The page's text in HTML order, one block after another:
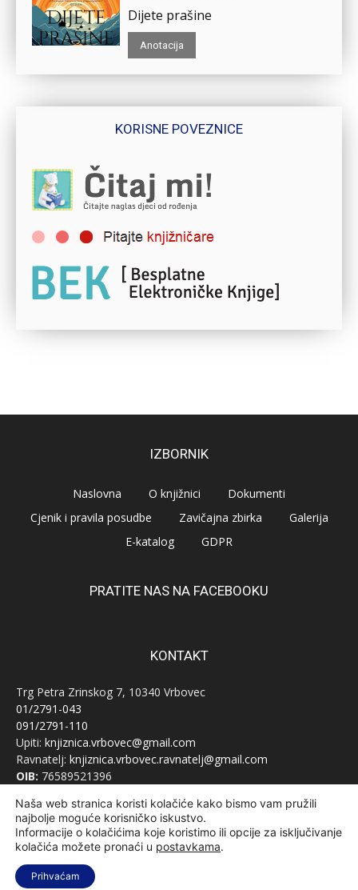
Dijete prašine
Anotacija
KORISNE POVEZNICE
IZBORNIK
Naslovna O knjižnici
Dokumenti
Cjenik i pravila posudbe
Zavičajna zbirka
Galerija
E-katalog
GDPR
PRATITE NAS NA FACEBOOKU
KONTAKT
Trg Petra Zrinskog 7, 10340 Vrbovec
01/2791-043
091/2791-110
Upiti: knjiznica.vrbovec@gmail.com
Ravnatelj: knjiznica.vrbovec.ravnatelj@gmail.com
OIB: 76589521396
© Narodna knjižnica Vrbovec 2020 | Sva prava pridržana | Designed
Naša web stranica koristi kolačiće kako bismo vam pružili
najbolje moguće korisničko iskustvo.
Informacije o kolačićima koje koristimo ili opcije za isključivanje
kolačića možete pronaći u postavkama.
Prihvaćam